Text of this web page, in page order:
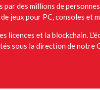
des millions de
jeux pour PC, consoles et
et la blockchain.
sous la direction de notre